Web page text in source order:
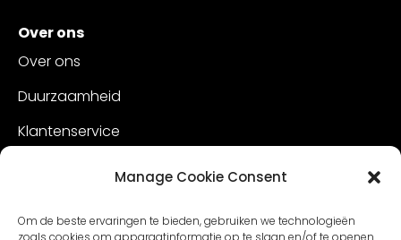
Manage Cookie Consent
Om de beste ervaringen te bieden, gebruiken we technologieën
zoals cookies om apparaatinformatie op te slaan en/of te openen.
Over ons
Over ons
Duurzaamheid
Klantenservice